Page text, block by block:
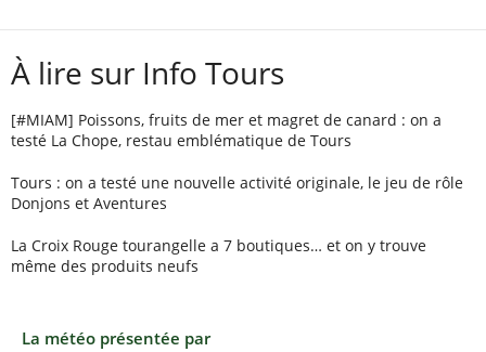
À lire sur Info Tours
[#MIAM] Poissons, fruits de mer et magret de canard : on a
testé La Chope, restau emblématique de Tours
Tours : on a testé une nouvelle activité originale, le jeu de rôle
Donjons et Aventures
La Croix Rouge tourangelle a 7 boutiques… et on y trouve
même des produits neufs
La météo présentée par